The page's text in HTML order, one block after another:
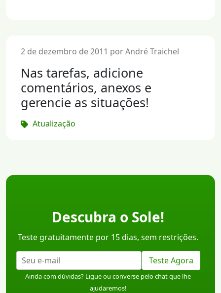
2 de dezembro de 2011 por André Traichel
Nas tarefas, adicione
comentários, anexos e
gerencie as situações!
Atualização
Descubra o Sole!
Teste gratuitamente por 15 dias, sem restrições.
Teste Agora
Ainda com dúvidas? Ligue ou converse pelo chat que lhe
ajudaremos!